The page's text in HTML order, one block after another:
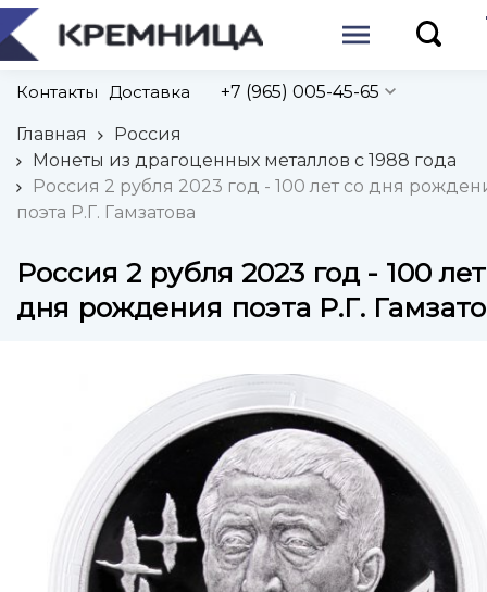
Контакты Доставка +7 (965) 005-45-65
Главная
Россия
Монеты из драгоценных металлов с 1988 года
Россия 2 рубля 2023 год - 100 лет со дня
поэта Р.Г. Гамзатова
Россия 2 рубля 2023 год - 100
дня рождения поэта Р.Г.